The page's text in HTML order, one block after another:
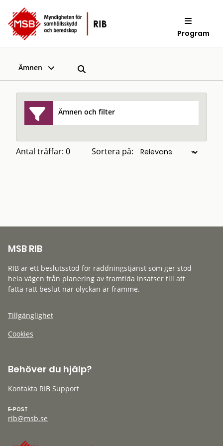
Program
Ämnen
Ämnen och filter
Antal träffar: 0 Sortera på:
MSB RIB
RIB är ett beslutsstöd för räddningstjänst som ger stöd
hela vägen från planering av framtida insatser till att
fatta rätt beslut när olyckan är framme.
Tillgänglighet
Cookies
Behöver du hjälp?
Kontakta RIB Support
E-POST
rib@msb.se